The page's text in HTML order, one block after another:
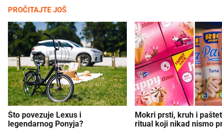
PROČITAJTE JOŠ
Što povezuje Lexus i
legendarnog Ponyja?
Mokri prsti, kruh i
ritual koji nikad nismo